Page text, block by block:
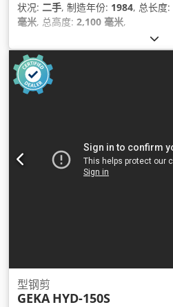
状况: 二手, 制造年份: 1984, 总长度:
毫米, 总高度: 2,100 毫米,
型钢剪
GEKA HYD-150S